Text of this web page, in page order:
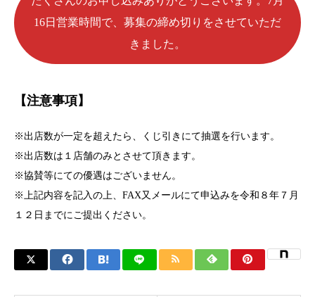
16日営業時間で、募集の締め切りをさせていただ
きました。
【注意事項】
※出店数が一定を超えたら、くじ引きにて抽選を行います。
※出店数は１店舗のみとさせて頂きます。
※協賛等にての優遇はございません。
※上記内容を記入の上、FAX又メールにて申込みを令和８年７月
１２日までにご提出ください。